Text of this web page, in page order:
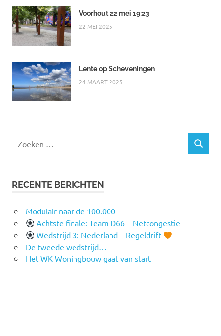
Voorhout 22 mei 19:23
22 MEI 2025
Lente op Scheveningen
24 MAART 2025
naar:
ZOEKEN
RECENTE BERICHTEN
Modulair naar de 100.000
Achtste finale: Team D66 – Netcongestie
Wedstrijd 3: Nederland – Regeldrift
De tweede wedstrijd…
Het WK Woningbouw gaat van start